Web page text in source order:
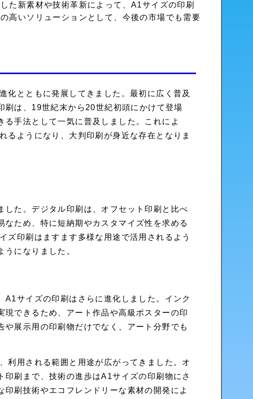
た新素材や技術革新によって、A1サイズの印刷
高いソリューションとして、今後の市場でも需要
化とともに発展してきました。最初に広く普及
刷は、19世紀末から20世紀初頭にかけて登場
手法として一気に普及しました。これによ
るようになり、大判印刷が身近な存在となりま
た。デジタル印刷は、オフセット印刷と比べ
ため、特に短納期やカスタマイズ性を求める
ズ印刷はますます多様な用途で活用されるよう
になりました。
サイズの印刷はさらに進化しました。インク
できるため、アート作品や高級ポスターの印
展示用の印刷物だけでなく、アート分野でも
利用される範囲と用途が広がってきました。オ
刷まで、技術の進歩はA1サイズの印刷物にさ
刷技術やエコフレンドリーな素材の開発によ